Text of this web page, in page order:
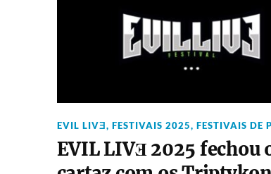
EVIL LIVƎ, FESTIVAIS 2025, FESTIVAIS DE
EVIL LIVƎ 2025 fechou